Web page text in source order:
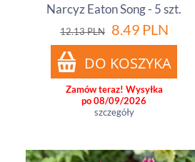
Narcyz Eaton Song - 5 szt.
12.13PLN 8.49 PLN
Zamów teraz! Wysyłka
po 08/09/2026
szczegóły